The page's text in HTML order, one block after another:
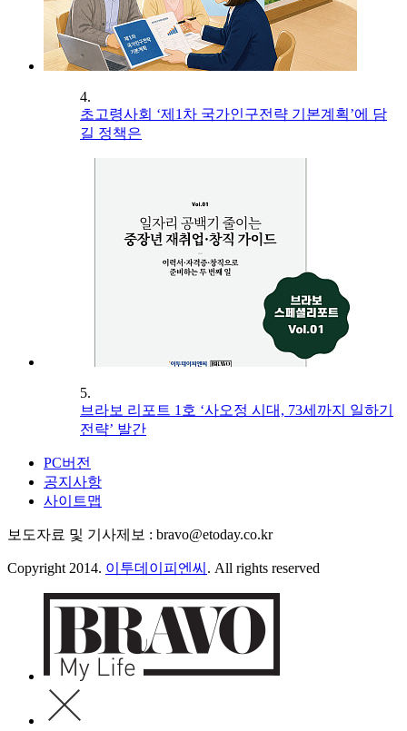
4.
초고령사회 ‘제1차 국가인구전략 기본계획’에 담
길 정책은
5.
브라보 리포트 1호 ‘사오정 시대, 73세까지 일하기
전략’ 발간
PC버전
공지사항
사이트맵
보도자료 및 기사제보 : bravo@etoday.co.kr
Copyright 2014. 이투데이피엔씨 . All rights reserved